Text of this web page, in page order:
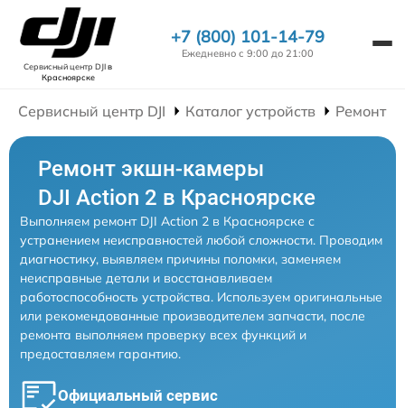
Сервисный центр DJIв
Красноярске
+7 (800) 101-14-79
Ежедневно с 9:00 до 21:00
Сервисный центр DJI Каталог устройств Ремонт
Ремонт экшн-камеры
DJI Action 2 в Красноярске
Выполняем ремонт DJI Action 2 в Красноярске с
устранением неисправностей любой сложности. Проводим
диагностику, выявляем причины поломки, заменяем
неисправные детали и восстанавливаем
работоспособность устройства. Используем оригинальные
или рекомендованные производителем запчасти, после
ремонта выполняем проверку всех функций и
предоставляем гарантию.
Официальный сервис